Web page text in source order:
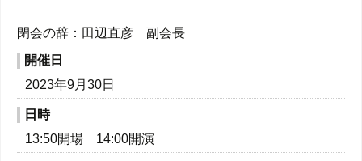
閉会の辞：田辺直彦 副会長
開催日
2023年9月30日
日時
13:50開場 14:00開演